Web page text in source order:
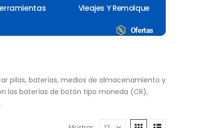
Vieajes Y Remolque
Ofertas
pilas, baterías, medios de almacenamiento y
las baterías de botón tipo moneda (CR),